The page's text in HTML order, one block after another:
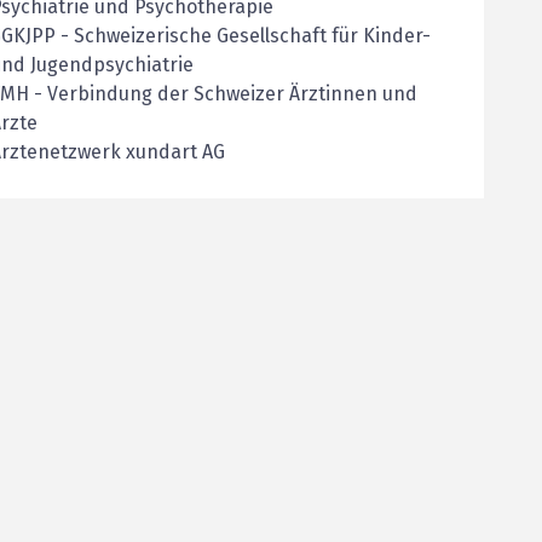
und Psychotherapie
- Schweizerische Gesellschaft für Kinder-
Jugendpsychiatrie
- Verbindung der Schweizer Ärztinnen und
xundart AG